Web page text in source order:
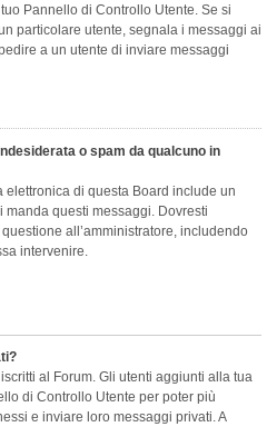
Pannello di Controllo Utente. Se si
particolare utente, segnala i messaggi ai
a un utente di inviare messaggi
o spam da qualcuno in
di questa Board include un
questi messaggi. Dovresti
all’amministratore, includendo
intervenire.
al Forum. Gli utenti aggiunti alla tua
di Controllo Utente per poter più
e inviare loro messaggi privati. A